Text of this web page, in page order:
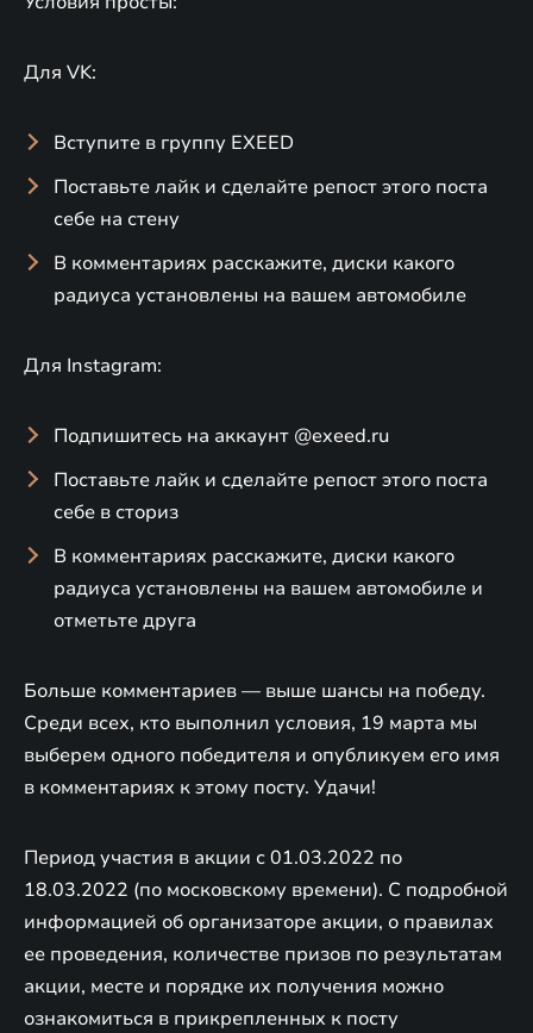
Для VK:
Вступите в группу EXEED
Поставьте лайк и сделайте репост этого поста
себе на стену
В комментариях расскажите, диски какого
радиуса установлены на вашем автомобиле
Для Instagram:
Подпишитесь на аккаунт @exeed.ru
Поставьте лайк и сделайте репост этого поста
себе в сториз
В комментариях расскажите, диски какого
радиуса установлены на вашем автомобиле и
отметьте друга
Больше комментариев — выше шансы на победу.
Среди всех, кто выполнил условия, 19 марта мы
выберем одного победителя и опубликуем его имя
в комментариях к этому посту. Удачи!
Период участия в акции с 01.03.2022 по
18.03.2022 (по московскому времени). С подробной
информацией об организаторе акции, о правилах
ее проведения, количестве призов по результатам
акции, месте и порядке их получения можно
ознакомиться в прикрепленных к посту